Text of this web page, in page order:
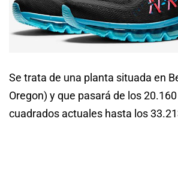
Se trata de una planta situada en
Oregon) y que pasará de los
cuadrados actuales hasta los